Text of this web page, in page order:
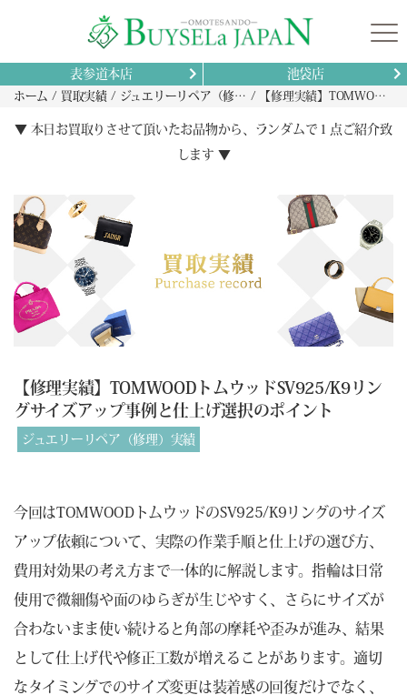
表参道本店 池袋店
ホーム 買取実績 ジュエリーリペア（修理）実績 【修理実績】TOMWOODトムウッドSV925/K9リングサイズアップ事例と仕上げ選択のポイント
▼ 本日お買取りさせて頂いたお品物から、ランダムで１点ご紹介致
します ▼
【修理実績】TOMWOODトムウッドSV925/K9リン
グサイズアップ事例と仕上げ選択のポイント
ジュエリーリペア（修理）実績
今回はTOMWOODトムウッドのSV925/K9リングのサイズ
アップ依頼について、実際の作業手順と仕上げの選び方、
費用対効果の考え方まで一体的に解説します。指輪は日常
使用で微細傷や面のゆらぎが生じやすく、さらにサイズが
合わないまま使い続けると角部の摩耗や歪みが進み、結果
として仕上げ代や修正工数が増えることがあります。適切
なタイミングでのサイズ変更は装着感の回復だけでなく、